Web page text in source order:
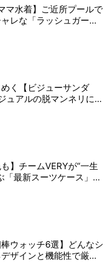
マ水着】ご近所プールで
レな「ラッシュガード
セット」6選！
く【ビジューサンダ
ュアルの脱マンネリに効
も】チームVERYが“一生
「最新スーツケース」5
ウォッチ6選】どんなシ
ザインと機能性で厳